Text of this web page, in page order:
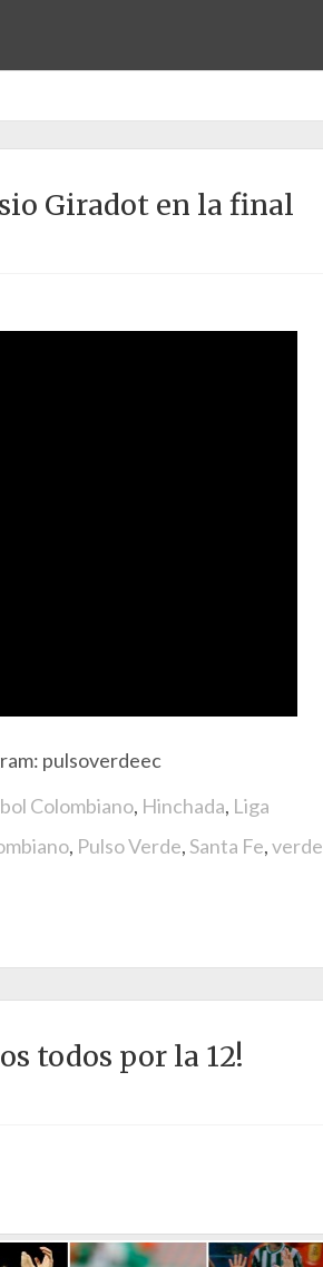
Giradot en la final
pulsoverdeec
Colombiano, Hinchada, Liga
, Pulso Verde,Santa Fe,verde
todos por la 12!